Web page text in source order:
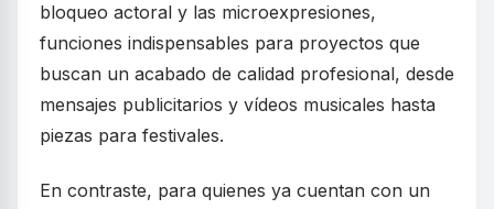
bloqueo actoral y las microexpresiones,
funciones indispensables para proyectos que
buscan un acabado de calidad profesional, desde
mensajes publicitarios y vídeos musicales hasta
piezas para festivales.
En contraste, para quienes ya cuentan con un